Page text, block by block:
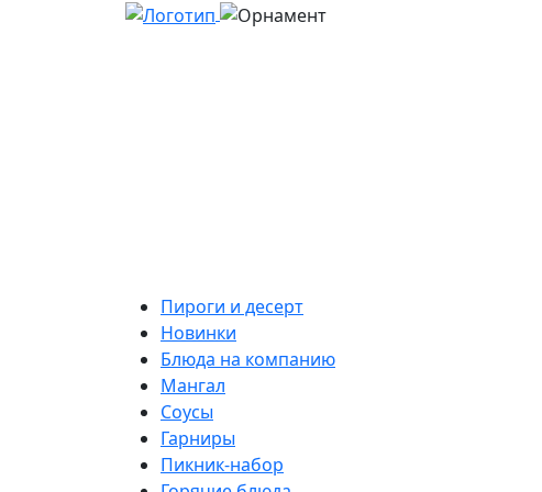
Пироги и десерт
Новинки
Блюда на компанию
Мангал
Соусы
Гарниры
Пикник-набор